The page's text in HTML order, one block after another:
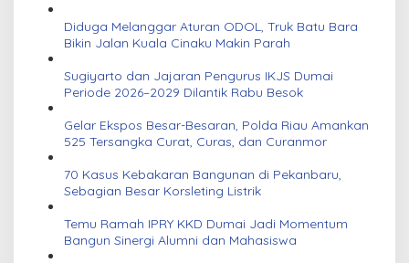
Diduga Melanggar Aturan ODOL, Truk Batu Bara
Bikin Jalan Kuala Cinaku Makin Parah
Sugiyarto dan Jajaran Pengurus IKJS Dumai
Periode 2026–2029 Dilantik Rabu Besok
Gelar Ekspos Besar-Besaran, Polda Riau Amankan
525 Tersangka Curat, Curas, dan Curanmor
70 Kasus Kebakaran Bangunan di Pekanbaru,
Sebagian Besar Korsleting Listrik
Temu Ramah IPRY KKD Dumai Jadi Momentum
Bangun Sinergi Alumni dan Mahasiswa